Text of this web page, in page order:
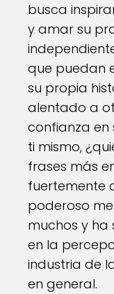
busca
y amar su
que puedan
su propia
alentado a
confianza en
ti mismo,
frases más
fuertemente
poderoso
muchos y
en la
industria de
en general.